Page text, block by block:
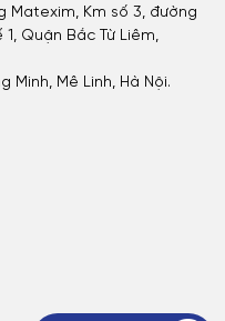
Matexim, Km số 3, đường
Quận Bắc Từ Liêm,
Minh, Mê Linh, Hà Nội.